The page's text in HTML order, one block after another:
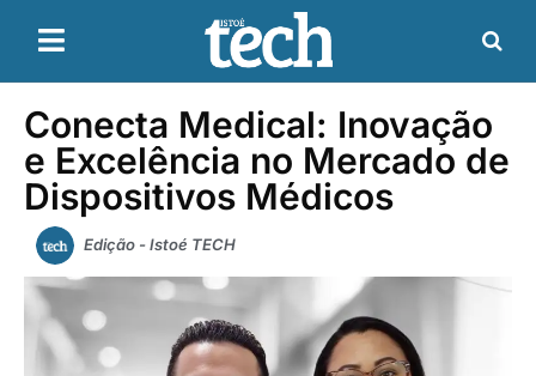
Conecta Medical: Inovação
e Excelência no Mercado de
Dispositivos Médicos
Edição - Istoé TECH